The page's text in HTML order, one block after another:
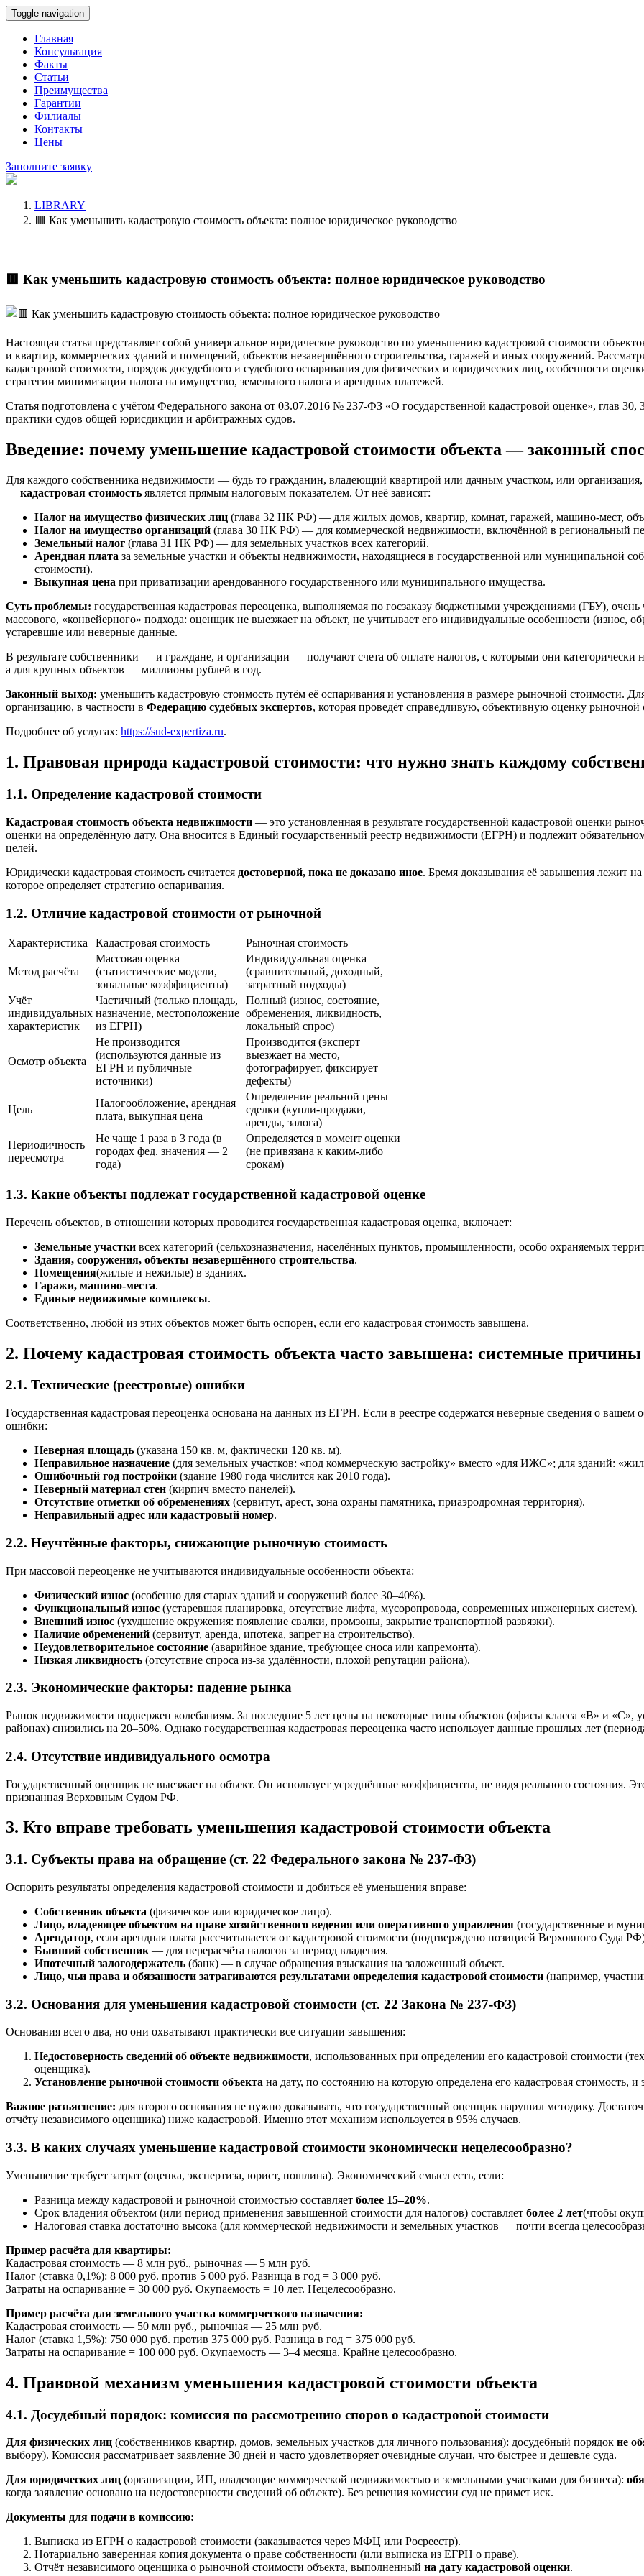
Toggle navigation
Главная
Консультация
Факты
Статьи
Преимущества
Гарантии
Филиалы
Контакты
Цены
Заполните заявку
LIBRARY
🟥 Как уменьшить кадастровую стоимость объекта: полное юридическое руководство
🟥 Как уменьшить кадастровую стоимость объекта: полное юридическое руководство
Настоящая статья представляет собой универсальное юридическое руководство по уменьшению кадастровой стоимости
и квартир, коммерческих зданий и помещений, объектов незавершённого строительства, гаражей и иных сооружений.
кадастровой стоимости, порядок досудебного и судебного оспаривания для физических и юридических лиц, особенности
стратегии минимизации налога на имущество, земельного налога и арендных платежей.
Статья подготовлена с учётом Федерального закона от 03.07.2016 № 237-ФЗ «О государственной кадастровой оценке», глав
практики судов общей юрисдикции и арбитражных судов.
Введение: почему уменьшение кадастровой стоимости объекта — законный
Для каждого собственника недвижимости — будь то гражданин, владеющий квартирой или дачным участком, или
— кадастровая стоимость является прямым налоговым показателем. От неё зависят:
Налог на имущество физических лиц (глава 32 НК РФ) — для жилых домов, квартир, комнат, гаражей, машино-мест,
Налог на имущество организаций (глава 30 НК РФ) — для коммерческой недвижимости, включённой в региональный
Земельный налог (глава 31 НК РФ) — для земельных участков всех категорий.
Арендная плата за земельные участки и объекты недвижимости, находящиеся в государственной или муниципальной
стоимости).
Выкупная цена при приватизации арендованного государственного или муниципального имущества.
Суть проблемы: государственная кадастровая переоценка, выполняемая по госзаказу бюджетными учреждениями (ГБУ),
массового, «конвейерного» подхода: оценщик не выезжает на объект, не учитывает его индивидуальные особенности (износ,
устаревшие или неверные данные.
В результате собственники — и граждане, и организации — получают счета об оплате налогов, с которыми они категорически
а для крупных объектов — миллионы рублей в год.
Законный выход: уменьшить кадастровую стоимость путём её оспаривания и установления в размере рыночной стоимости.
организацию, в частности в Федерацию судебных экспертов, которая проведёт справедливую, объективную оценку рыночной
Подробнее об услугах: https://sud-expertiza.ru.
1. Правовая природа кадастровой стоимости: что нужно знать каждому
1.1. Определение кадастровой стоимости
Кадастровая стоимость объекта недвижимости — это установленная в результате государственной кадастровой оценки
оценки на определённую дату. Она вносится в Единый государственный реестр недвижимости (ЕГРН) и подлежит
целей.
Юридически кадастровая стоимость считается достоверной, пока не доказано иное. Бремя доказывания её завышения лежит
которое определяет стратегию оспаривания.
1.2. Отличие кадастровой стоимости от рыночной
Характеристика Кадастровая стоимость Рыночная стоимость
Метод расчёта
Массовая оценка
(статистические модели,
зональные коэффициенты)
Индивидуальная оценка
(сравнительный, доходный,
затратный подходы)
Учёт
индивидуальных
характеристик
Частичный (только площадь,
назначение, местоположение
из ЕГРН)
Полный (износ, состояние,
обременения, ликвидность,
локальный спрос)
Осмотр объекта
Не производится
(используются данные из
ЕГРН и публичные
источники)
Производится (эксперт
выезжает на место,
фотографирует, фиксирует
дефекты)
Цель
Налогообложение, арендная
плата, выкупная цена
Определение реальной цены
сделки (купли-продажи,
аренды, залога)
Периодичность
пересмотра
Не чаще 1 раза в 3 года (в
городах фед. значения — 2
года)
Определяется в момент оценки
(не привязана к каким-либо
срокам)
1.3. Какие объекты подлежат государственной кадастровой оценке
Перечень объектов, в отношении которых проводится государственная кадастровая оценка, включает:
Земельные участки всех категорий (сельхозназначения, населённых пунктов, промышленности, особо охраняемых
Здания, сооружения, объекты незавершённого строительства.
Помещения(жилые и нежилые) в зданиях.
Гаражи, машино-места.
Единые недвижимые комплексы.
Соответственно, любой из этих объектов может быть оспорен, если его кадастровая стоимость завышена.
2. Почему кадастровая стоимость объекта часто завышена: системные причины
2.1. Технические (реестровые) ошибки
Государственная кадастровая переоценка основана на данных из ЕГРН. Если в реестре содержатся неверные сведения о вашем
ошибки:
Неверная площадь (указана 150 кв. м, фактически 120 кв. м).
Неправильное назначение (для земельных участков: «под коммерческую застройку» вместо «для ИЖС»; для зданий:
Ошибочный год постройки (здание 1980 года числится как 2010 года).
Неверный материал стен (кирпич вместо панелей).
Отсутствие отметки об обременениях (сервитут, арест, зона охраны памятника, приаэродромная территория).
Неправильный адрес или кадастровый номер.
2.2. Неучтённые факторы, снижающие рыночную стоимость
При массовой переоценке не учитываются индивидуальные особенности объекта:
Физический износ (особенно для старых зданий и сооружений более 30–40%).
Функциональный износ (устаревшая планировка, отсутствие лифта, мусоропровода, современных инженерных систем).
Внешний износ (ухудшение окружения: появление свалки, промзоны, закрытие транспортной развязки).
Наличие обременений (сервитут, аренда, ипотека, запрет на строительство).
Неудовлетворительное состояние (аварийное здание, требующее сноса или капремонта).
Низкая ликвидность (отсутствие спроса из-за удалённости, плохой репутации района).
2.3. Экономические факторы: падение рынка
Рынок недвижимости подвержен колебаниям. За последние 5 лет цены на некоторые типы объектов (офисы класса «В» и «С»,
районах) снизились на 20–50%. Однако государственная кадастровая переоценка часто использует данные прошлых лет
2.4. Отсутствие индивидуального осмотра
Государственный оценщик не выезжает на объект. Он использует усреднённые коэффициенты, не видя реального состояния.
признанная Верховным Судом РФ.
3. Кто вправе требовать уменьшения кадастровой стоимости объекта
3.1. Субъекты права на обращение (ст. 22 Федерального закона № 237-ФЗ)
Оспорить результаты определения кадастровой стоимости и добиться её уменьшения вправе:
Собственник объекта (физическое или юридическое лицо).
Лицо, владеющее объектом на праве хозяйственного ведения или оперативного управления (государственные и
Арендатор, если арендная плата рассчитывается от кадастровой стоимости (подтверждено позицией Верховного Суда
Бывший собственник — для перерасчёта налогов за период владения.
Ипотечный залогодержатель (банк) — в случае обращения взыскания на заложенный объект.
Лицо, чьи права и обязанности затрагиваются результатами определения кадастровой стоимости (например,
3.2. Основания для уменьшения кадастровой стоимости (ст. 22 Закона № 237-ФЗ)
Основания всего два, но они охватывают практически все ситуации завышения:
Недостоверность сведений об объекте недвижимости, использованных при определении его кадастровой стоимости
оценщика).
Установление рыночной стоимости объекта на дату, по состоянию на которую определена его кадастровая стоимость, и
Важное разъяснение: для второго основания не нужно доказывать, что государственный оценщик нарушил методику.
отчёту независимого оценщика) ниже кадастровой. Именно этот механизм используется в 95% случаев.
3.3. В каких случаях уменьшение кадастровой стоимости экономически нецелесообразно?
Уменьшение требует затрат (оценка, экспертиза, юрист, пошлина). Экономический смысл есть, если:
Разница между кадастровой и рыночной стоимостью составляет более 15–20%.
Срок владения объектом (или период применения завышенной стоимости для налогов) составляет более 2 лет(чтобы
Налоговая ставка достаточно высока (для коммерческой недвижимости и земельных участков — почти всегда
Пример расчёта для квартиры:
Кадастровая стоимость — 8 млн руб., рыночная — 5 млн руб.
Налог (ставка 0,1%): 8 000 руб. против 5 000 руб. Разница в год = 3 000 руб.
Затраты на оспаривание = 30 000 руб. Окупаемость = 10 лет. Нецелесообразно.
Пример расчёта для земельного участка коммерческого назначения:
Кадастровая стоимость — 50 млн руб., рыночная — 25 млн руб.
Налог (ставка 1,5%): 750 000 руб. против 375 000 руб. Разница в год = 375 000 руб.
Затраты на оспаривание = 100 000 руб. Окупаемость — 3–4 месяца. Крайне целесообразно.
4. Правовой механизм уменьшения кадастровой стоимости объекта
4.1. Досудебный порядок: комиссия по рассмотрению споров о кадастровой стоимости
Для физических лиц (собственников квартир, домов, земельных участков для личного пользования): досудебный порядок не
выбору). Комиссия рассматривает заявление 30 дней и часто удовлетворяет очевидные случаи, что быстрее и дешевле суда.
Для юридических лиц (организации, ИП, владеющие коммерческой недвижимостью и земельными участками для бизнеса):
когда заявление основано на недостоверности сведений об объекте). Без решения комиссии суд не примет иск.
Документы для подачи в комиссию:
Выписка из ЕГРН о кадастровой стоимости (заказывается через МФЦ или Росреестр).
Нотариально заверенная копия документа о праве собственности (или выписка из ЕГРН о праве).
Отчёт независимого оценщика о рыночной стоимости объекта, выполненный на дату кадастровой оценки.